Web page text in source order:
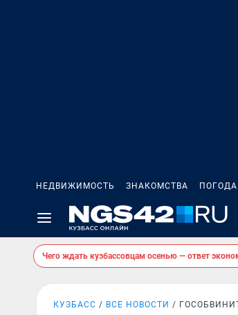
НЕДВИЖИМОСТЬ ЗНАКОМСТВА ПОГОДА
Чего ждать кузбассовцам осенью — ответ
КУЗБАСС ВСЕ НОВОСТИ